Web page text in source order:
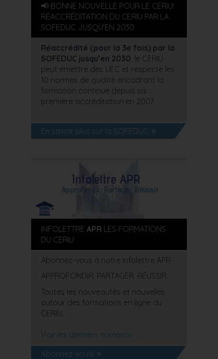
📢 BONNE NOUVELLE POUR LE CERIU!
RÉACCRÉDITATION DU CERIU PAR LA
SOFEDUC JUSQU’EN 2030
Réaccrédité (pour la 3e fois) par la
SOFEDUC jusqu’en 2030 , le CERIU
peut émettre des UEC et respecte les
10 normes de qualité encadrant la
formation continue depuis sa
première accréditation en 2007.
En savoir plus sur la SOFEDUC
INFOLETTRE APR LES FORMATIONS
DU CERIU
Abonnez-vous à notre infolettre APR
APPROFONDIR. PARTAGER. RÉUSSIR.
Toutes les nouveautés et nouvelles
autour des formations en ligne du
CERIU.
Voir les derniers numéros.
Abonnez-vous!